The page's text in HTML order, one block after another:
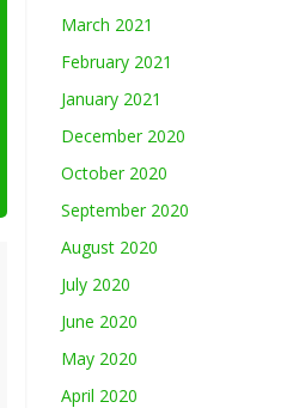
March 2021
February 2021
January 2021
December 2020
October 2020
September 2020
August 2020
July 2020
June 2020
May 2020
April 2020